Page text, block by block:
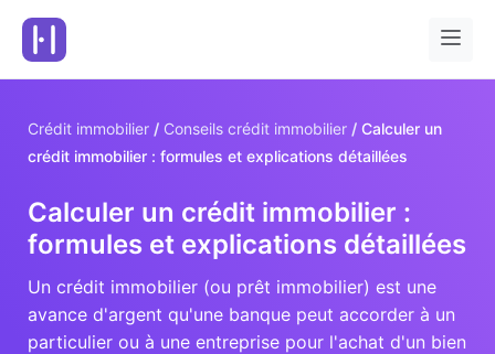
Crédit immobilier Conseils crédit immobilier
Calculer un
crédit immobilier : formules et explications détaillées
Calculer un crédit immobilier :
formules et explications détaillées
Un crédit immobilier (ou prêt immobilier) est une
avance d'argent qu'une banque peut accorder à un
particulier ou à une entreprise pour l'achat d'un bien